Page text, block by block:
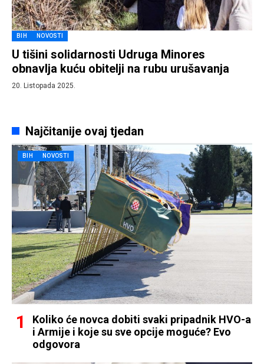
BIH NOVOSTI
U tišini solidarnosti Udruga Minores
obnavlja kuću obitelji na rubu urušavanja
20. Listopada 2025.
Najčitanije ovaj tjedan
BIH NOVOSTI
Koliko će novca dobiti svaki pripadnik HVO-a
i Armije i koje su sve opcije moguće? Evo
odgovora